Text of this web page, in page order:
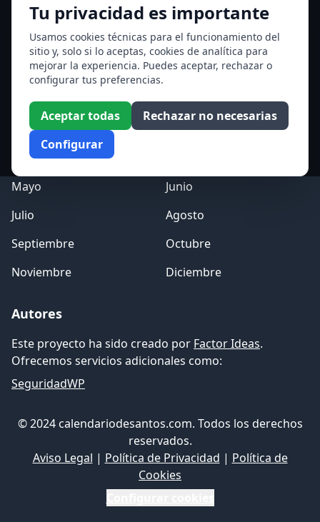
Tu privacidad es importante
Usamos cookies técnicas para el funcionamiento del
sitio y, solo si lo aceptas, cookies de analítica para
mejorar la experiencia. Puedes aceptar, rechazar o
configurar tus preferencias.
Aceptar todas
Rechazar no necesarias
Configurar
San Cayetano de Thiene
San Sixto II papa
Ver todos los santos de hoy
Acceso a los Meses
Enero
Febrero
Marzo
Mayo
Junio
Julio
Agosto
Septiembre
Octubre
Noviembre
Diciembre
Autores
Este proyecto ha sido creado por Factor Ideas.
Ofrecemos servicios adicionales como:
SeguridadWP
© 2024 calendariodesantos.com. Todos los derechos
reservados.
Aviso Legal | Política de Privacidad | Política de
Cookies